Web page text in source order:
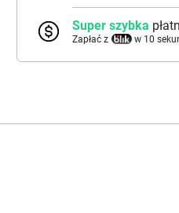
Super szybka
Zapłać z w 10